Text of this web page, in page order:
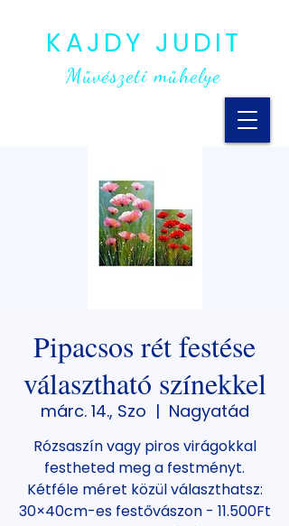
KAJDY JUDIT
Művészeti műhelye
Pipacsos rét festése
választható színekkel
márc. 14., Szo
  |
Nagyatád
Rózsaszín vagy piros virágokkal
festheted meg a festményt.
Kétféle méret közül választhatsz:
30×40cm-es festővászon - 11.500Ft